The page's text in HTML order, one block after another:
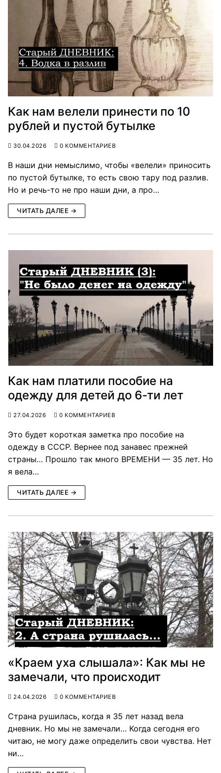
Как нам велели принести по 10
рублей и пустой бутылке
30.04.2026 0 КОММЕНТАРИЕВ
В наши дни немыслимо, чтобы «велели» приносить
по пустой бутылке, то есть свою тару под разлив.
Но и речь-то не про наши дни, а про…
ЧИТАТЬ ДАЛЕЕ →
Как нам платили пособие на
одежду для детей до 6-ти лет
27.04.2026 0 КОММЕНТАРИЕВ
Это будет короткая заметка про пособие на
одежду в СССР. Вернее под занавес прежней
страны… Прошло так много ВРЕМЕНИ — 35 лет. Но
я вела…
ЧИТАТЬ ДАЛЕЕ →
«Краем уха слышала»: Как мы не
замечали, что происходит
24.04.2026 0 КОММЕНТАРИЕВ
Страна рушилась, когда я 35 лет назад вела
дневник. Но мы не замечали… Когда сегодня его
читаю, не могу даже определить свои чувства. Нет
ни…